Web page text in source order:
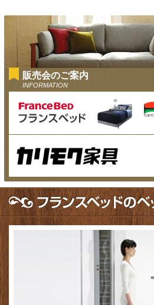
販売会のご案内
INFORMATION